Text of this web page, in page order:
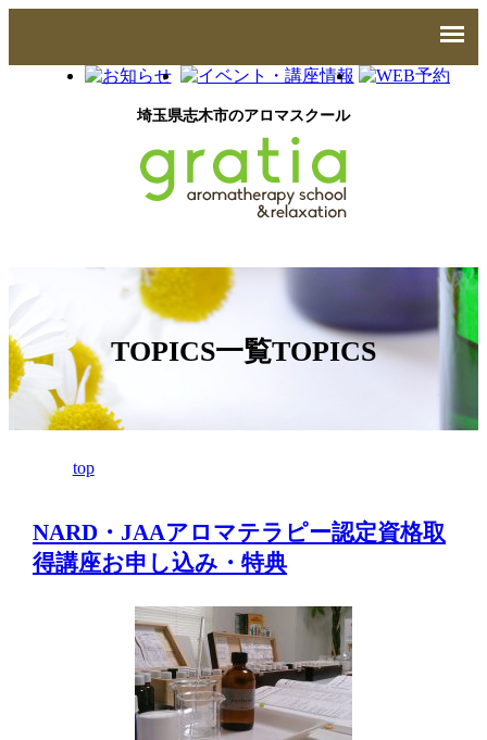
埼玉県志木市のアロマスクール
TOPICS一覧TOPICS
top
NARD・JAAアロマテラピー認定資格取
得講座お申し込み・特典